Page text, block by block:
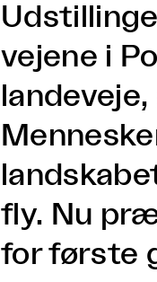
vejene i
fly. Nu
for første